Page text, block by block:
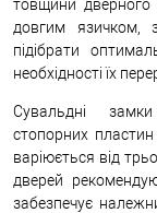
товщини дверного
довгим язичком,
підібрати
необхідності їх
Сувальдні
стопорних
варіюється від
дверей
забезпечує